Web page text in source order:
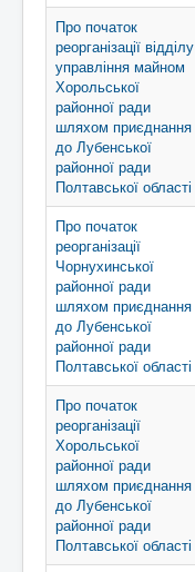
Про початок
реорганізації відділу
управління майном
Хорольської
районної ради
шляхом приєднання
до Лубенської
районної ради
Полтавської області
Про початок
реорганізації
Чорнухинської
районної ради
шляхом приєднання
до Лубенської
районної ради
Полтавської області
Про початок
реорганізації
Хорольської
районної ради
шляхом приєднання
до Лубенської
районної ради
Полтавської області